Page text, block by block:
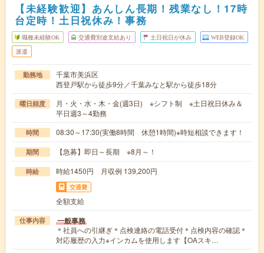
【未経験歓迎】あんしん長期！残業なし！17時
台定時！土日祝休み！事務
職種未経験OK 交通費別途支給あり 土日祝日が休み WEB登録OK
派遣
勤務地
千葉市美浜区
西登戸駅から徒歩9分／千葉みなと駅から徒歩18分
曜日頻度
月・火・水・木・金(週3日) ※シフト制 ※土日祝日休み＆
平日週3～4勤務
時間 08:30～17:30(実働8時間 休憩1時間)※時短相談できます！
期間 【急募】即日～長期 ※8月～！
時給 時給1450円 月収例 139,200円
交通費
全額支給
仕事内容 一般事務
＊社員への引継ぎ＊点検連絡の電話受付＊点検内容の確認＊
対応履歴の入力※インカムを使用します【OAスキ…